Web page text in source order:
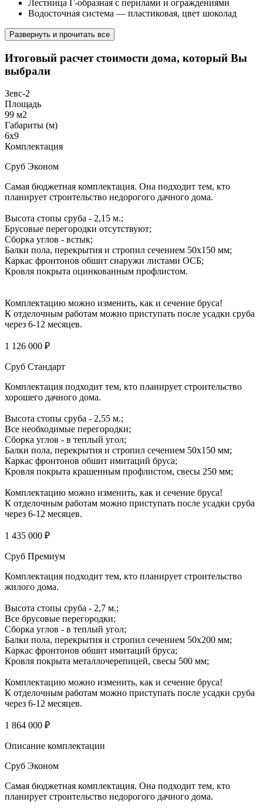
Лестница Г-образная с перилами и ограждениями
Водосточная система — пластиковая, цвет шоколад
Развернуть и прочитать все
Итоговый расчет стоимости дома, который Вы
выбрали
Зевс-2
Площадь
99 м2
Габариты (м)
6х9
Комплектация
Сруб Эконом
Самая бюджетная комплектация. Она подходит тем, кто
планирует строительство недорогого дачного дома.
Высота стопы сруба - 2,15 м.;
Брусовые перегородки отсутствуют;
Сборка углов - встык;
Балки пола, перекрытия и стропил сечением 50х150 мм;
Каркас фронтонов обшит снаружи листами ОСБ;
Кровля покрыта оцинкованным профлистом.
Комплектацию можно изменить, как и сечение бруса!
К отделочным работам можно приступать после усадки сруба
через 6-12 месяцев.
1 126 000 ₽
Сруб Стандарт
Комплектация подходит тем, кто планирует строительство
хорошего дачного дома.
Высота стопы сруба - 2,55 м.;
Все необходимые перегородки;
Сборка углов - в теплый угол;
Балки пола, перекрытия и стропил сечением 50х150 мм;
Каркас фронтонов обшит имитаций бруса;
Кровля покрыта крашенным профлистом, свесы 250 мм;
Комплектацию можно изменить, как и сечение бруса!
К отделочным работам можно приступать после усадки сруба
через 6-12 месяцев.
1 435 000 ₽
Сруб Премиум
Комплектация подходит тем, кто планирует строительство
жилого дома.
Высота стопы сруба - 2,7 м.;
Все брусовые перегородки;
Сборка углов - в теплый угол;
Балки пола, перекрытия и стропил сечением 50х200 мм;
Каркас фронтонов обшит имитаций бруса;
Кровля покрыта металлочерепицей, свесы 500 мм;
Комплектацию можно изменить, как и сечение бруса!
К отделочным работам можно приступать после усадки сруба
через 6-12 месяцев.
1 864 000 ₽
Описание комплектации
Сруб Эконом
Самая бюджетная комплектация. Она подходит тем, кто
планирует строительство недорогого дачного дома.